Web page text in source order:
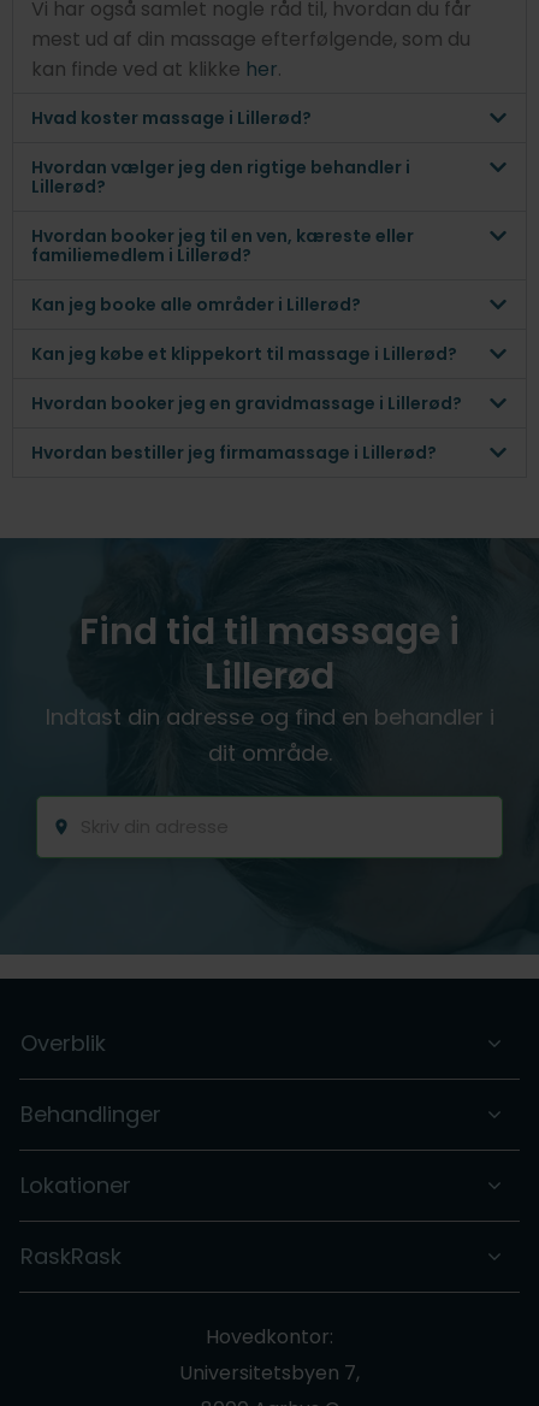
Vi har også samlet nogle råd til, hvordan du får
mest ud af din massage efterfølgende, som du
kan finde ved at klikke her.
Hvad koster massage i Lillerød?
Hvordan vælger jeg den rigtige behandler i
Lillerød?
Hvordan booker jeg til en ven, kæreste eller
familiemedlem i Lillerød?
Kan jeg booke alle områder i Lillerød?
Kan jeg købe et klippekort til massage i Lillerød?
Hvordan booker jeg en gravidmassage i Lillerød?
Hvordan bestiller jeg firmamassage i Lillerød?
Find tid til massage i
Lillerød
Indtast din adresse og find en behandler i
dit område.
Overblik
Behandlinger
Lokationer
RaskRask
Hovedkontor:
Universitetsbyen 7,